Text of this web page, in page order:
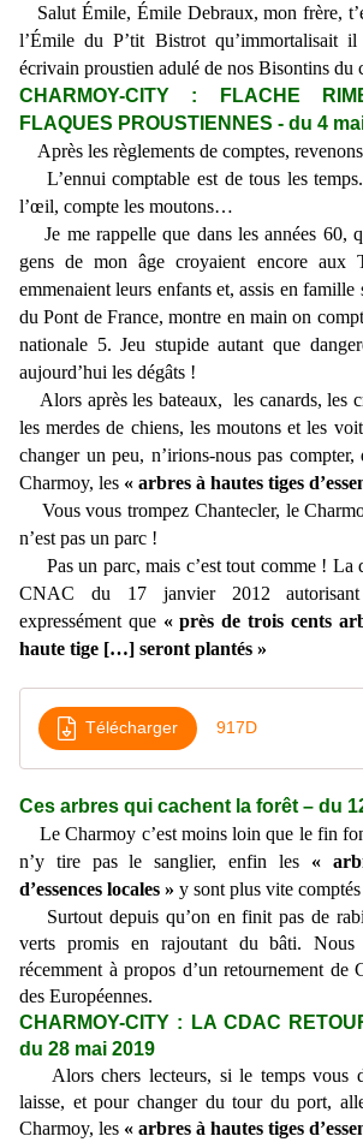
Salut Émile, Émile Debraux, mon frère,
l’Émile du P’tit Bistrot qu’immortalisait
écrivain proustien adulé de nos Bisontins du
CHARMOY-CITY : FLACHE
FLAQUES PROUSTIENNES - du 4
Après les règlements de comptes,
L’ennui comptable est de tous les
l’œil, compte les moutons…
Je me rappelle que dans les années 60,
gens de mon âge croyaient encore aux
emmenaient leurs enfants et, assis en famille
du Pont de France, montre en main on
nationale 5. Jeu stupide autant que
aujourd’hui les dégâts !
Alors après les bateaux, les canards, les
les merdes de chiens, les moutons et les
changer un peu, n’irions-nous pas
Charmoy, les « arbres à hautes tiges
Vous vous trompez Chantecler, le
n’est pas un parc !
Pas un parc, mais c’est tout comme ! La
CNAC du 17 janvier 2012
expressément que « près de trois cents
haute tige […] seront plantés »
Télécharger 917D
Ces arbres qui cachent la forêt – du
Le Charmoy c’est moins loin que le fin
n’y tire pas le sanglier, enfin les«
d’essences locales » y sont plus vite
Surtout depuis qu’on en finit pas de
verts promis en rajoutant du bâti. Nous
récemment à propos d’un retournement de
des Européennes.
CHARMOY-CITY : LA CDAC
du 28 mai 2019
Alors chers lecteurs, si le temps vous
laisse, et pour changer du tour du port,
Charmoy, les « arbres à hautes tiges